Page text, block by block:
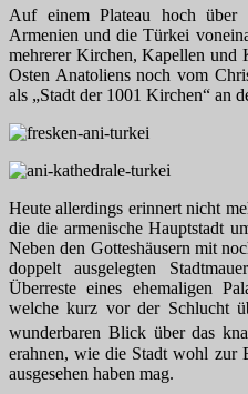
Auf einem Plateau hoch über
Armenien und die Türkei
mehrerer Kirchen, Kapellen und
Osten Anatoliens noch vom
als „Stadt der 1001 Kirchen“ an
Heute allerdings erinnert nicht
die die armenische Hauptstadt
Neben den Gotteshäusern mit
doppelt ausgelegten
Überreste eines ehemaligen
welche kurz vor der Schlucht
wunderbaren Blick über das
erahnen, wie die Stadt wohl zur
ausgesehen haben mag.